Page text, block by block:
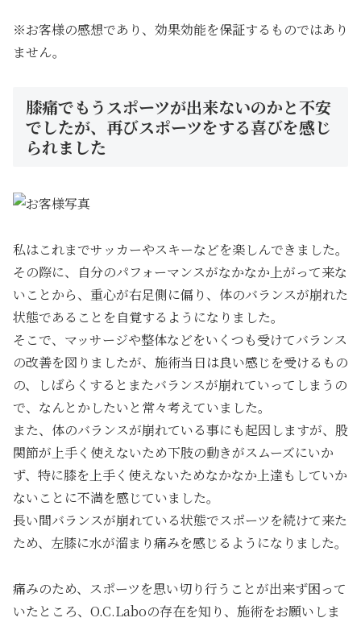
※お客様の感想であり、効果効能を保証するものではあり
ません。
膝痛でもうスポーツが出来ないのかと不安
でしたが、再びスポーツをする喜びを感じ
られました
私はこれまでサッカーやスキーなどを楽しんできました。
その際に、自分のパフォーマンスがなかなか上がって来な
いことから、重心が右足側に偏り、体のバランスが崩れた
状態であることを自覚するようになりました。
そこで、マッサージや整体などをいくつも受けてバランス
の改善を図りましたが、施術当日は良い感じを受けるもの
の、しばらくするとまたバランスが崩れていってしまうの
で、なんとかしたいと常々考えていました。
また、体のバランスが崩れている事にも起因しますが、股
関節が上手く使えないため下肢の動きがスムーズにいか
ず、特に膝を上手く使えないためなかなか上達もしていか
ないことに不満を感じていました。
長い間バランスが崩れている状態でスポーツを続けて来た
ため、左膝に水が溜まり痛みを感じるようになりました。
痛みのため、スポーツを思い切り行うことが出来ず困って
いたところ、O.C.Laboの存在を知り、施術をお願いしま